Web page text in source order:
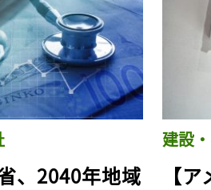
、2040年地域
建設
【